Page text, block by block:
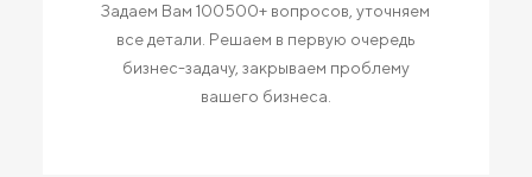
Задаем Вам 100500+ вопросов, уточняем
все детали. Решаем в первую очередь
бизнес-задачу, закрываем проблему
вашего бизнеса.